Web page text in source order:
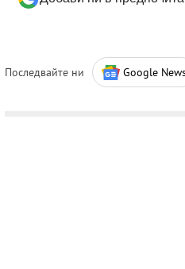
Последвайте ни Google